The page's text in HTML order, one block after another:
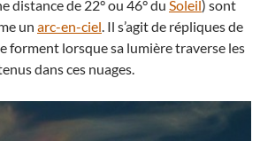
distance de 22° ou 46° du Soleil) sont
un arc-en-ciel. Il s’agit de répliques de
forment lorsque sa lumière traverse les
dans ces nuages.